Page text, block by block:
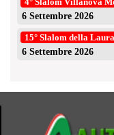
6 Settembre 2026
15° Slalom della Laura
6 Settembre 2026